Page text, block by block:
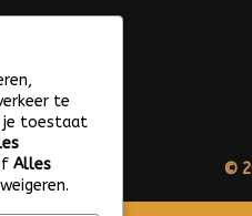
©
te
je toestaat
Alles